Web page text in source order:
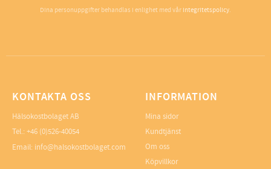
Dina personuppgifter behandlas i enlighet med vår integritetspolicy.
KONTAKTA OSS
Hälsokostbolaget AB
Tel.: +46 (0)526-40054
Email: info@halsokostbolaget.com
INFORMATION
Mina sidor
Kundtjänst
Om oss
Köpvillkor